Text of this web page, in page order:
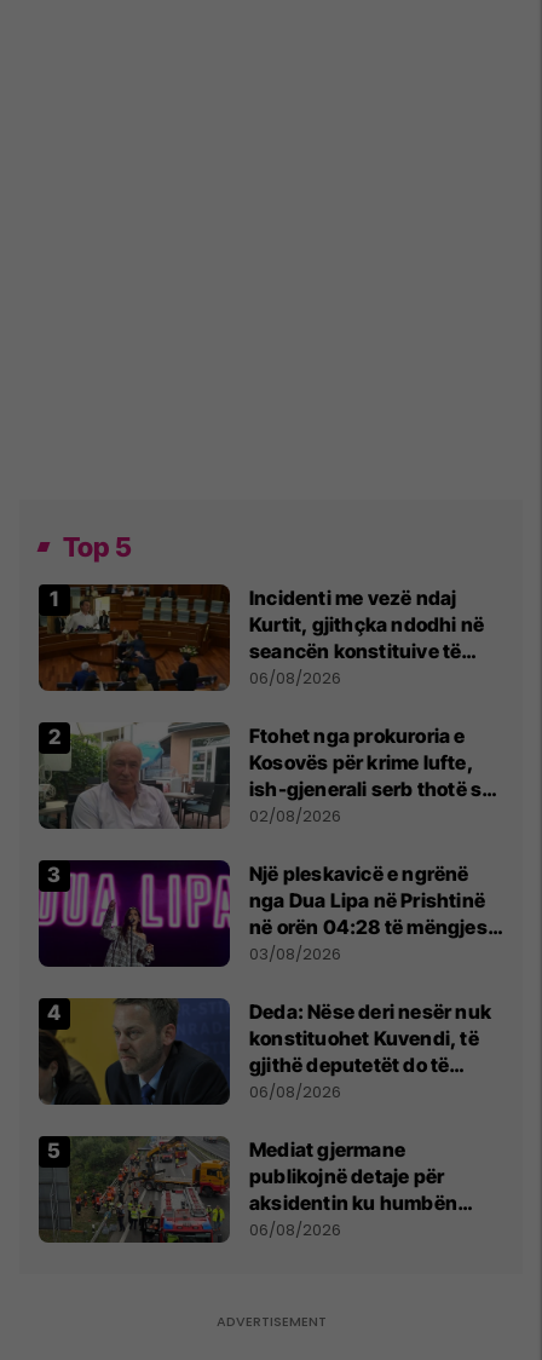
Top 5
Incidenti me vezë ndaj
Kurtit, gjithçka ndodhi në
seancën konstituive të
Kuvendit
06/08/2026
Ftohet nga prokuroria e
Kosovës për krime lufte,
ish-gjenerali serb thotë se
dikush e tradhtoi në
02/08/2026
Një pleskavicë e ngrënë
nga Dua Lipa në Prishtinë
në orën 04:28 të mëngjesit
- dhe bota digjitale serbe
03/08/2026
Deda: Nëse deri nesër nuk
konstituohet Kuvendi, të
gjithë deputetët do të
bëjnë shkelje të rëndë
06/08/2026
Mediat gjermane
publikojnë detaje për
aksidentin ku humbën
jetën tre mërgimtarë nga
06/08/2026